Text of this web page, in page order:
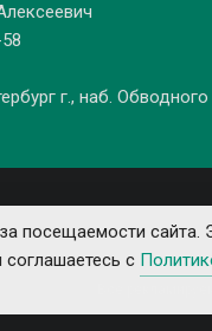
г., наб.
посещаемости
с